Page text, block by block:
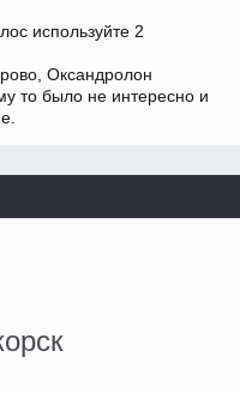
используйте 2
Оксандролон
то было не интересно и